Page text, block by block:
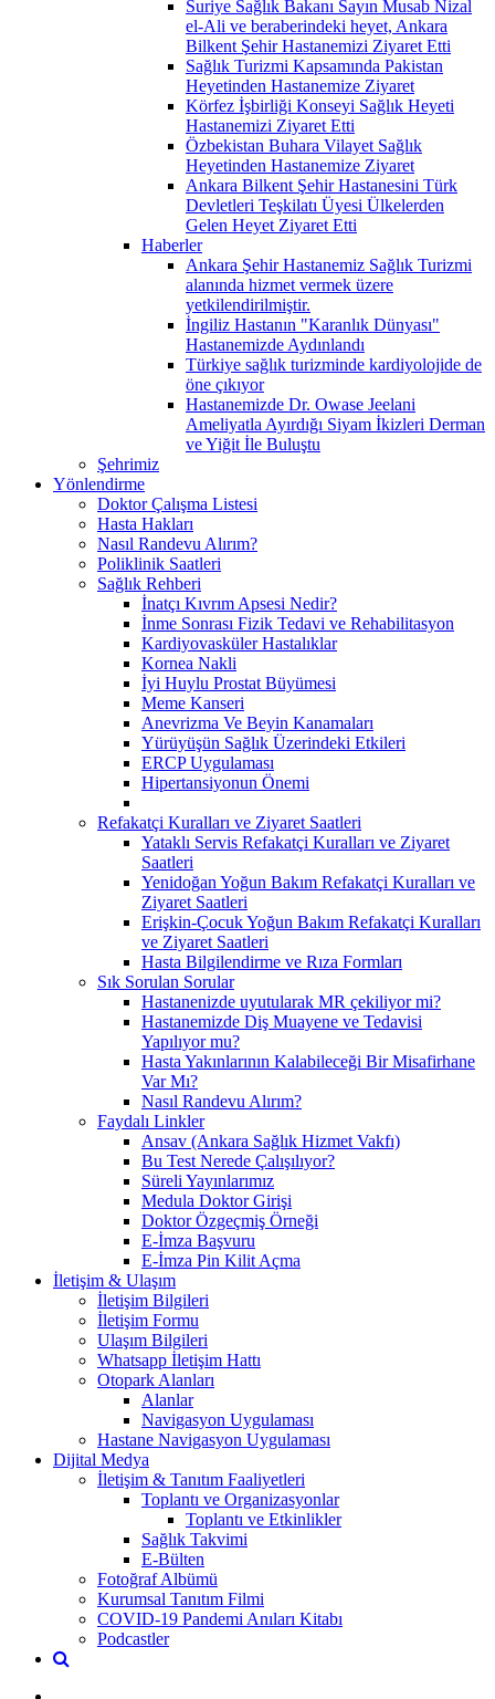
Suriye Sağlık Bakanı Sayın Musab Nizal
el-Ali ve beraberindeki heyet, Ankara
Bilkent Şehir Hastanemizi Ziyaret Etti
Sağlık Turizmi Kapsamında Pakistan
Heyetinden Hastanemize Ziyaret
Körfez İşbirliği Konseyi Sağlık Heyeti
Hastanemizi Ziyaret Etti
Özbekistan Buhara Vilayet Sağlık
Heyetinden Hastanemize Ziyaret
Ankara Bilkent Şehir Hastanesini Türk
Devletleri Teşkilatı Üyesi Ülkelerden
Gelen Heyet Ziyaret Etti
Haberler
Ankara Şehir Hastanemiz Sağlık Turizmi
alanında hizmet vermek üzere
yetkilendirilmiştir.
İngiliz Hastanın "Karanlık Dünyası"
Hastanemizde Aydınlandı
Türkiye sağlık turizminde kardiyolojide de
öne çıkıyor
Hastanemizde Dr. Owase Jeelani
Ameliyatla Ayırdığı Siyam İkizleri Derman
ve Yiğit İle Buluştu
Şehrimiz
Yönlendirme
Doktor Çalışma Listesi
Hasta Hakları
Nasıl Randevu Alırım?
Poliklinik Saatleri
Sağlık Rehberi
İnatçı Kıvrım Apsesi Nedir?
İnme Sonrası Fizik Tedavi ve Rehabilitasyon
Kardiyovasküler Hastalıklar
Kornea Nakli
İyi Huylu Prostat Büyümesi
Meme Kanseri
Anevrizma Ve Beyin Kanamaları
Yürüyüşün Sağlık Üzerindeki Etkileri
ERCP Uygulaması
Hipertansiyonun Önemi
Refakatçi Kuralları ve Ziyaret Saatleri
Yataklı Servis Refakatçi Kuralları ve Ziyaret
Saatleri
Yenidoğan Yoğun Bakım Refakatçi Kuralları ve
Ziyaret Saatleri
Erişkin-Çocuk Yoğun Bakım Refakatçi Kuralları
ve Ziyaret Saatleri
Hasta Bilgilendirme ve Rıza Formları
Sık Sorulan Sorular
Hastanenizde uyutularak MR çekiliyor mi?
Hastanemizde Diş Muayene ve Tedavisi
Yapılıyor mu?
Hasta Yakınlarının Kalabileceği Bir Misafirhane
Var Mı?
Nasıl Randevu Alırım?
Faydalı Linkler
Ansav (Ankara Sağlık Hizmet Vakfı)
Bu Test Nerede Çalışılıyor?
Süreli Yayınlarımız
Medula Doktor Girişi
Doktor Özgeçmiş Örneği
E-İmza Başvuru
E-İmza Pin Kilit Açma
İletişim & Ulaşım
İletişim Bilgileri
İletişim Formu
Ulaşım Bilgileri
Whatsapp İletişim Hattı
Otopark Alanları
Alanlar
Navigasyon Uygulaması
Hastane Navigasyon Uygulaması
Dijital Medya
İletişim & Tanıtım Faaliyetleri
Toplantı ve Organizasyonlar
Toplantı ve Etkinlikler
Sağlık Takvimi
E-Bülten
Fotoğraf Albümü
Kurumsal Tanıtım Filmi
COVID-19 Pandemi Anıları Kitabı
Podcastler